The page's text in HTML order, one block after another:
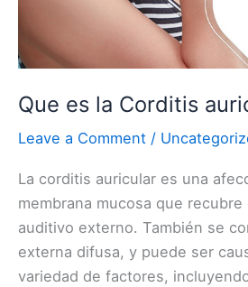
Que es la Corditis
Leave a Comment /
La corditis auricular es una
membrana mucosa que
auditivo externo. También se
externa difusa, y puede ser
variedad de factores,